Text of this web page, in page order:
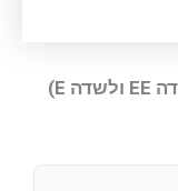
מהו העיקרון התכנוני (אספקה לשדה EE ולשדה E)